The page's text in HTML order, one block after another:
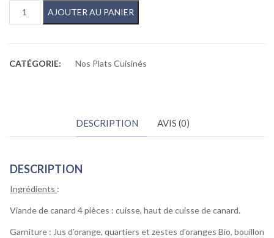
quantité de Canard à l'Orange - 780 g
AJOUTER AU PANIER
CATÉGORIE: Nos Plats Cuisinés
DESCRIPTION AVIS (0)
DESCRIPTION
Ingrédients :
Viande de canard 4 pièces : cuisse, haut de cuisse de canard.
Garniture : Jus d’orange, quartiers et zestes d’oranges Bio, bouillon